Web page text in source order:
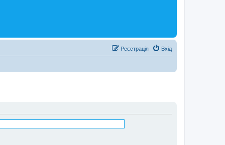
Вхід
Реєстрація